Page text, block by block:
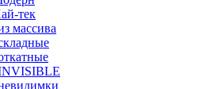
тек
массива